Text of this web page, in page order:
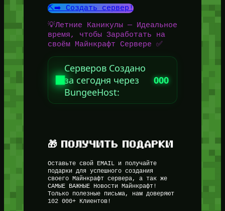
⛏️➡️ Создать сервер!
💡Летние Каникулы — Идеальное
время, чтобы Заработать на
своём Майнкрафт Сервере ✅
Серверов Создано
за сегодня через
BungeeHost:
000
🎁 ПОЛУЧИТЬ ПОДАРКИ
Оставьте свой EMAIL и получайте
подарки для успешного создания
своего Майнкрафт сервера, а так же
САМЫЕ ВАЖНЫЕ Новости Майнкрафт!
Только полезные письма, нам доверяют
102 000+ Клиентов!